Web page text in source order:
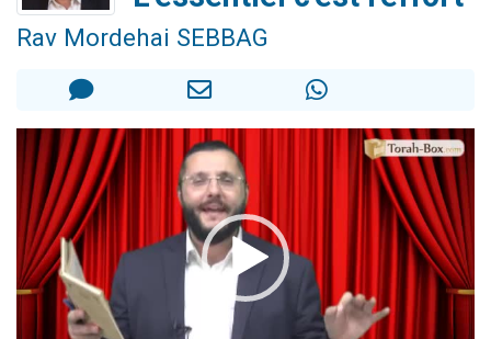
Il reste 49 places pour étudier en groupe sur Zoom
Eli vient de donner son Maasser
Rav Mordehai SEBBAG